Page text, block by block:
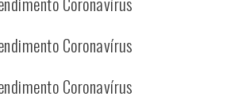
Coronavírus
Coronavírus